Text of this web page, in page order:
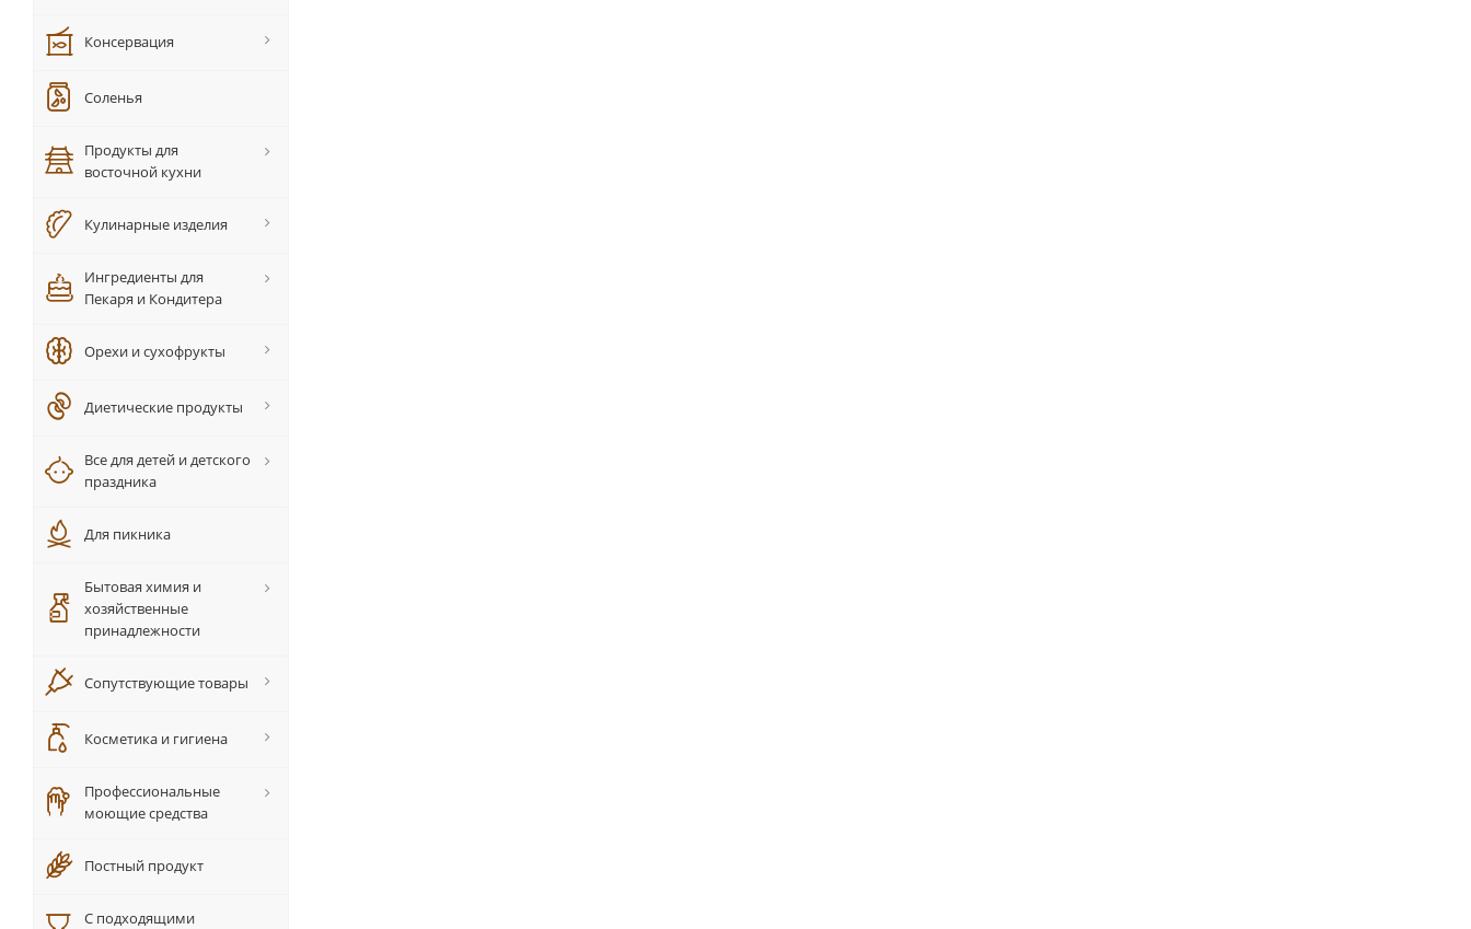
Консервация
Соленья
Продукты для
восточной кухни
Кулинарные изделия
Ингредиенты для
Пекаря и Кондитера
Орехи и сухофрукты
Диетические продукты
Все для детей и детского
праздника
Для пикника
Бытовая химия и
хозяйственные
принадлежности
Сопутствующие товары
Косметика и гигиена
Профессиональные
моющие средства
Постный продукт
С подходящими